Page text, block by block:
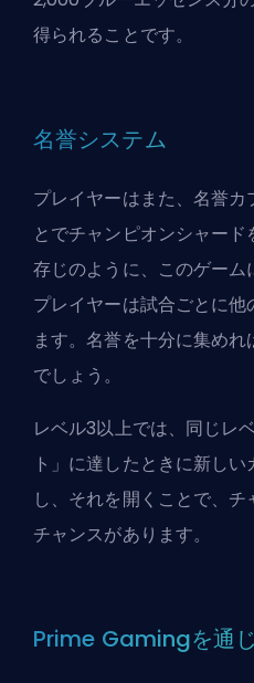
得られることです。
名誉システム
プレイヤーはまた、名誉
とでチャンピオンシャー
存じのように、このゲーム
プレイヤーは試合ごとに
ます。名誉を十分に集め
でしょう。
レベル3以上では、同じレ
ト」に達したときに新し
し、それを開くことで、
チャンスがあります。
Prime Gamingを通